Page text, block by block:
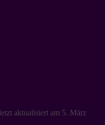
aktualisiert am 5. März